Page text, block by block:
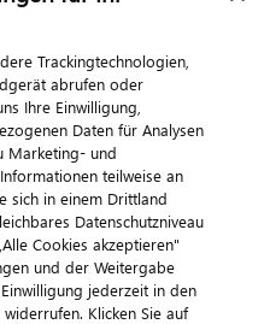
Sie uns
eG
AGB Kontakt
Trackingtechnologien,
abrufen oder
Ihre Einwilligung,
Daten für Analysen
Marketing- und
teilweise an
sich in einem Drittland
Datenschutzniveau
Cookies akzeptieren"
und der Weitergabe
jederzeit in den
Klicken Sie auf